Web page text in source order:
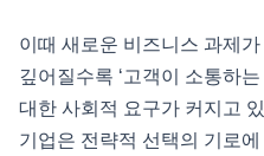
이때 새로운 비즈니스 과제
깊어질수록 ‘고객이 소통하
대한 사회적 요구가 커지고
기업은 전략적 선택의 기로